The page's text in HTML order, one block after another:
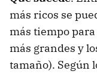
más ricos se
más tiempo
más grandes y
tamaño). Según